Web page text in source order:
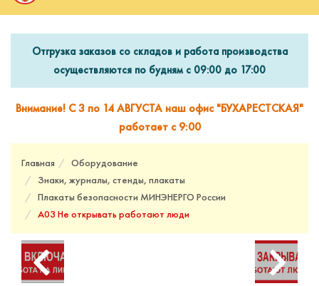
Отгрузка заказов со складов и работа производства
осуществляются по будням с 09:00 до 17:00
Внимание! С 3 по 14 АВГУСТА наш офис "БУХАРЕСТСКАЯ"
работает с 9:00
Главная
Оборудование
Знаки, журналы, стенды, плакаты
Плакаты безопасности МИНЭНЕРГО России
A03 Не открывать работают люди